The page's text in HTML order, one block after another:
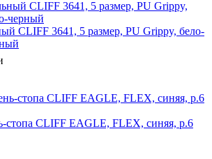
CLIFF 3641, 5 размер, PU Grippy, бело-
стопа CLIFF EAGLE, FLEX, синяя, р.6